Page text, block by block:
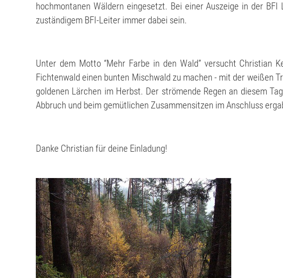
hochmontanen Wäldern eingesetzt. Bei einer Auszeige in der
zuständigem BFI-Leiter immer dabei sein.
Unter dem Motto “Mehr Farbe in den Wald” versucht Christian
Fichtenwald einen bunten Mischwald zu machen - mit der weißen
goldenen Lärchen im Herbst. Der strömende Regen an diesem
Abbruch und beim gemütlichen Zusammensitzen im Anschluss
Danke Christian für deine Einladung!